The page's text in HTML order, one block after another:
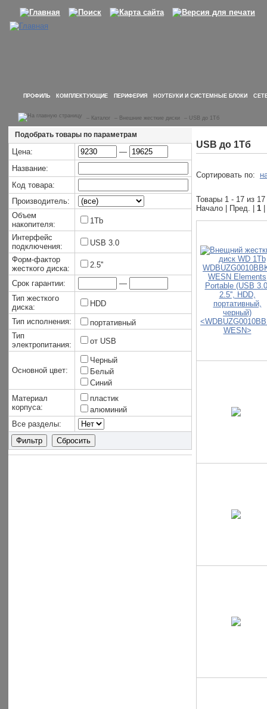
ПРОФИЛЬ КОМПЛЕКТУЮЩИЕ ПЕРИФЕРИЯ НОУТБУКИ И СИСТЕМНЫЕ БЛОКИ
– Каталог – Внешние жесткие диски – USB до 1Тб
Подобрать товары по параметрам
Цена:
—
Название:
Код товара:
Производитель:
Объем
накопителя:
1Tb
Интерфейс
подключения:
USB 3.0
Форм-фактор
жесткого диска:
2.5''
Срок гарантии:
—
Тип жесткого
диска:
HDD
Тип исполнения:
портативный
Тип
электропитания:
от USB
Основной цвет:
Черный
Белый
Синий
Материал
корпуса:
пластик
алюминий
Все разделы:
USB до 1Тб
Сортировать по:
Товары 1 - 17 из 17
Начало | Пред. | 1